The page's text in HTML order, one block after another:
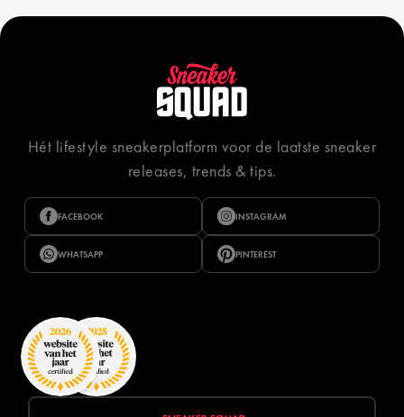
Hét lifestyle sneakerplatform voor de laatste sneaker
releases, trends & tips.
FACEBOOK INSTAGRAM
WHATSAPP PINTEREST